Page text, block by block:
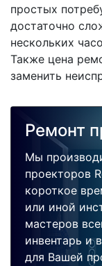
простых
достаточно
нескольких
Также цена
заменить
Ремонт
Мы
проекторов
короткое
или иной
мастеров
инвентарь и
для Вашей